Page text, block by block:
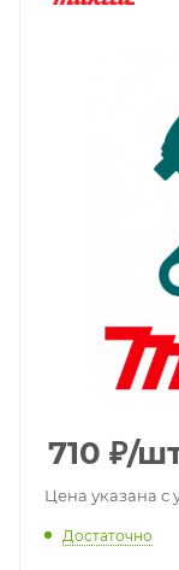
710 ₽/
Цена указана с
Достаточно